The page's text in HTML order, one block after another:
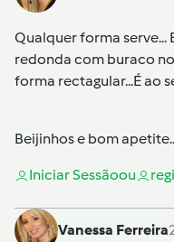
Qualquer forma serve...
redonda com buraco
forma rectagular...É ao
Beijinhos e bom
Iniciar Sessãoou
Vanessa Ferreira